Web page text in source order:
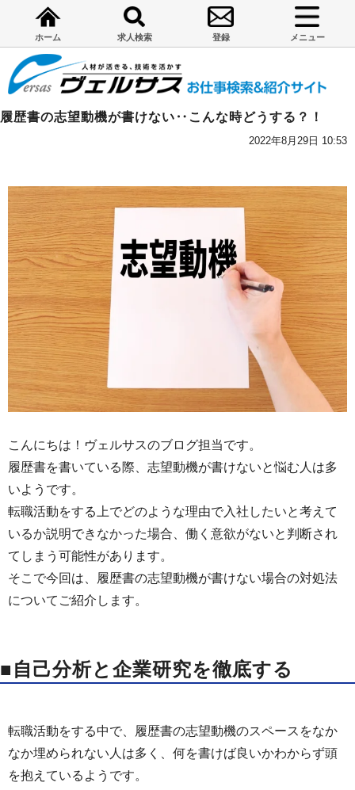
ホーム 求人検索 登録 メニュー
履歴書の志望動機が書けない‥こんな時どうする？！
2022年8月29日 10:53
こんにちは！ヴェルサスのブログ担当です。
履歴書を書いている際、志望動機が書けないと悩む人は多
いようです。
転職活動をする上でどのような理由で入社したいと考えて
いるか説明できなかった場合、働く意欲がないと判断され
てしまう可能性があります。
そこで今回は、履歴書の志望動機が書けない場合の対処法
についてご紹介します。
■自己分析と企業研究を徹底する
転職活動をする中で、履歴書の志望動機のスペースをなか
なか埋められない人は多く、何を書けば良いかわからず頭
を抱えているようです。